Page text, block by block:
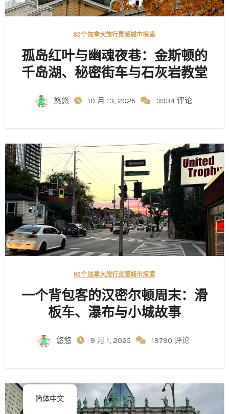
80个加拿大旅行灵感城市探索
孤岛红叶与幽魂夜巷：金斯顿的
千岛湖、秘密街车与石灰岩教堂
悠悠 10 月 13, 2025 3934 评论
80个加拿大旅行灵感城市探索
一个背包客的汉密尔顿周末：滑
板车、瀑布与小城故事
悠悠 9 月 1, 2025 19790 评论
简体中文